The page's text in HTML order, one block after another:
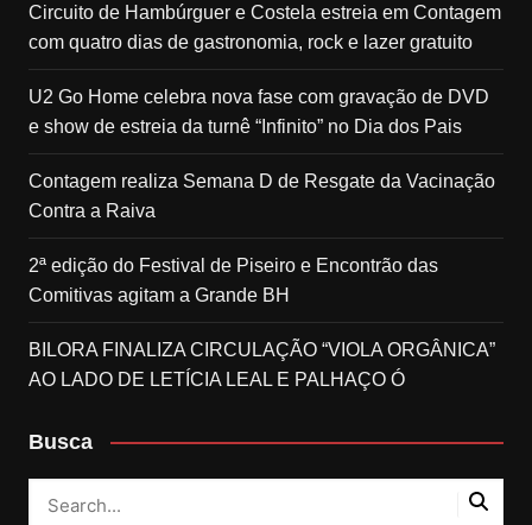
Circuito de Hambúrguer e Costela estreia em Contagem
com quatro dias de gastronomia, rock e lazer gratuito
U2 Go Home celebra nova fase com gravação de DVD
e show de estreia da turnê “Infinito” no Dia dos Pais
Contagem realiza Semana D de Resgate da Vacinação
Contra a Raiva
2ª edição do Festival de Piseiro e Encontrão das
Comitivas agitam a Grande BH
BILORA FINALIZA CIRCULAÇÃO “VIOLA ORGÂNICA”
AO LADO DE LETÍCIA LEAL E PALHAÇO Ó
Busca